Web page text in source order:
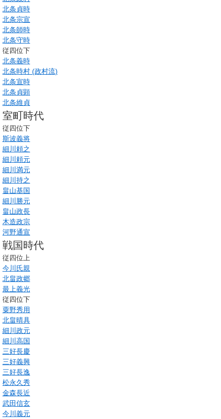
北条貞時
北条宗宣
北条師時
北条守時
従四位下
北条義時
北条時村 (政村流)
北条宣時
北条貞顕
北条維貞
室町時代
従四位下
斯波義将
細川頼之
細川頼元
細川満元
細川持之
畠山基国
細川勝元
畠山政長
木造政宗
河野通宣
戦国時代
従四位上
今川氏親
北畠政郷
最上義光
従四位下
粟野秀用
北畠晴具
細川政元
細川高国
三好長慶
三好義興
三好長逸
松永久秀
金森長近
武田信玄
今川義元